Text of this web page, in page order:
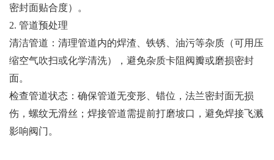
密封面贴合度）。
2. 管道预处理
清洁管道：清理管道内的焊渣、铁锈、油污等杂质（可用压
缩空气吹扫或化学清洗），避免杂质卡阻阀瓣或磨损密封
面。
检查管道状态：确保管道无变形、错位，法兰密封面无损
伤，螺纹无滑丝；焊接管道需提前打磨坡口，避免焊接飞溅
影响阀门。